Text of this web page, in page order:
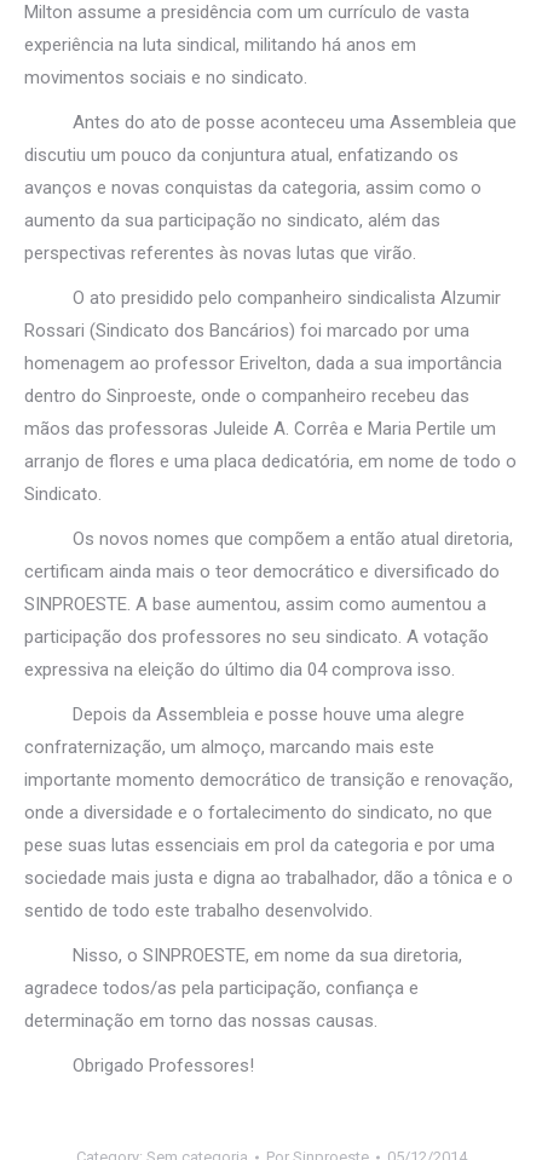
Milton assume a presidência com um currículo de vasta
experiência na luta sindical, militando há anos em
movimentos sociais e no sindicato.
Antes do ato de posse aconteceu uma Assembleia que
discutiu um pouco da conjuntura atual, enfatizando os
avanços e novas conquistas da categoria, assim como o
aumento da sua participação no sindicato, além das
perspectivas referentes às novas lutas que virão.
O ato presidido pelo companheiro sindicalista Alzumir
Rossari (Sindicato dos Bancários) foi marcado por uma
homenagem ao professor Erivelton, dada a sua importância
dentro do Sinproeste, onde o companheiro recebeu das
mãos das professoras Juleide A. Corrêa e Maria Pertile um
arranjo de flores e uma placa dedicatória, em nome de todo o
Sindicato.
Os novos nomes que compõem a então atual diretoria,
certificam ainda mais o teor democrático e diversificado do
SINPROESTE. A base aumentou, assim como aumentou a
participação dos professores no seu sindicato. A votação
expressiva na eleição do último dia 04 comprova isso.
Depois da Assembleia e posse houve uma alegre
confraternização, um almoço, marcando mais este
importante momento democrático de transição e renovação,
onde a diversidade e o fortalecimento do sindicato, no que
pese suas lutas essenciais em prol da categoria e por uma
sociedade mais justa e digna ao trabalhador, dão a tônica e o
sentido de todo este trabalho desenvolvido.
Nisso, o SINPROESTE, em nome da sua diretoria,
agradece todos/as pela participação, confiança e
determinação em torno das nossas causas.
Obrigado Professores!